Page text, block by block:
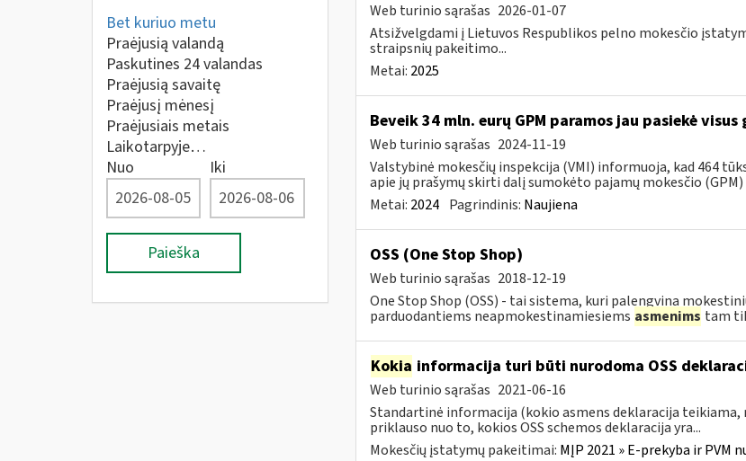
Bet kuriuo metu
Praėjusią valandą
Paskutines 24 valandas
Praėjusią savaitę
Praėjusį mėnesį
Praėjusiais metais
Laikotarpyje…
Nuo
Iki
Paieška
Web turinio sąrašas 2026-01-07
Atsižvelgdami į Lietuvos Respublikos pelno mokesčio
straipsnių pakeitimo...
Metai: 2025
Beveik 34 mln. eurų GPM paramos jau pasiekė
Web turinio sąrašas 2024-11-19
Valstybinė mokesčių inspekcija (VMI) informuoja, kad 464
apie jų prašymų skirti dalį sumokėto pajamų mokesčio (GPM)
Metai: 2024 Pagrindinis: Naujiena
OSS (One Stop Shop)
Web turinio sąrašas 2018-12-19
One Stop Shop (OSS) - tai sistema, kuri palengvina
parduodantiems neapmokestinamiesiems asmenims tam
Kokia informacija turi būti nurodoma OSS
Web turinio sąrašas 2021-06-16
Standartinė informacija (kokio asmens deklaracija
priklauso nuo to, kokios OSS schemos deklaracija yra...
Mokesčių įstatymų pakeitimai: MĮP 2021 » E-prekyba ir PVM